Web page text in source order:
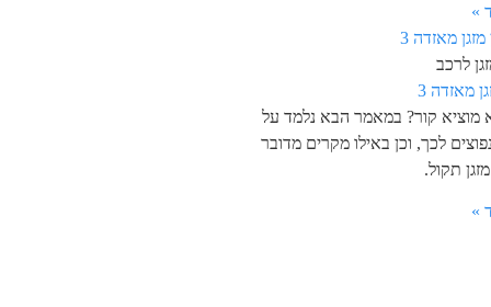
»
לרכב
מאזדה 3
מוציא קור? במאמר הבא נלמד על
לכך, וכן באילו מקרים מדובר
תקול.
»